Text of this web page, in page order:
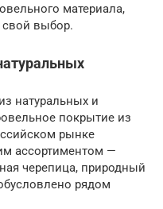
материала,
свой выбор.
натуральных и
покрытие из
рынке
ассортиментом —
черепица, природный
рядом